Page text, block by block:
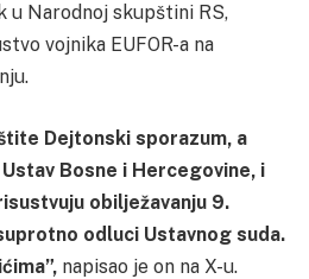
u Narodnoj skupštini RS,
vojnika EUFOR-a na
Dejtonski sporazum, a
Bosne i Hercegovine, i
obilježavanju 9.
odluci Ustavnog suda.
napisao je on na X-u.